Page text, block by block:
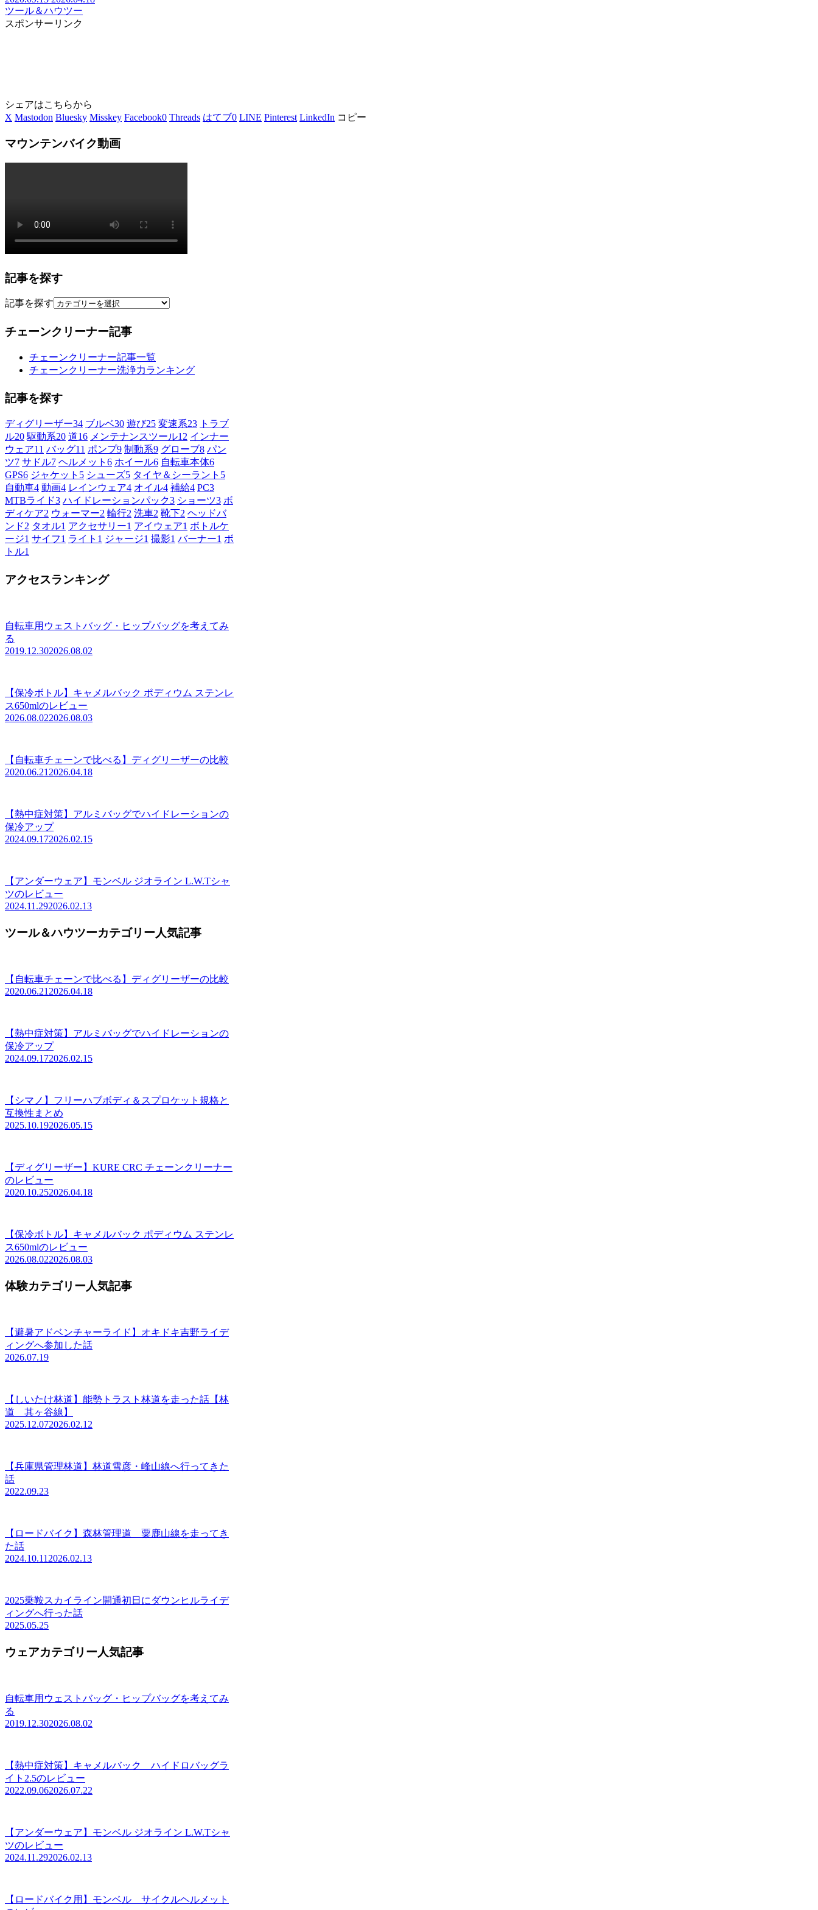
ツール＆ハウツー
スポンサーリンク
シェアはこちらから
X Mastodon Bluesky Misskey Facebook0 Threads はてブ0 LINE Pinterest LinkedIn コピー
マウンテンバイク動画
記事を探す
記事を探す
チェーンクリーナー記事
チェーンクリーナー記事一覧
チェーンクリーナー洗浄力ランキング
記事を探す
ディグリーザー34 ブルベ30 遊び25 変速系23 トラブ
ル20 駆動系20 道16 メンテナンスツール12 インナー
ウェア11 バッグ11 ポンプ9 制動系9 グローブ8 パン
ツ7 サドル7 ヘルメット 6 ホイール6 自転車本体6
GPS6 ジャケット 5 シューズ5 タイヤ＆シーラント 5
自動車4 動画4 レインウェア4 オイル4 補給4 PC3
MTBライド3 ハイドレーションパック3 ショーツ3 ボ
ディケア2 ウォーマー2 輪行2 洗車2 靴下2 ヘッドバ
ンド2 タオル1 アクセサリー1 アイウェア1 ボトルケ
ージ1 サイフ1 ライト 1 ジャージ1 撮影1 バーナー1 ボ
トル1
アクセスランキング
自転車用ウェストバッグ・ヒップバッグを考えてみ
る
2019.12.302026.08.02
【保冷ボトル】キャメルバック ポディウム ステンレ
ス650mlのレビュー
2026.08.022026.08.03
【自転車チェーンで比べる】ディグリーザーの比較
2020.06.21 2026.04.18
【熱中症対策】アルミバッグでハイドレーションの
保冷アップ
2024.09.172026.02.15
【アンダーウェア】モンベル ジオライン L.W.Tシャ
ツのレビュー
2024.11.292026.02.13
ツール＆ハウツーカテゴリー人気記事
【自転車チェーンで比べる】ディグリーザーの比較
2020.06.21 2026.04.18
【熱中症対策】アルミバッグでハイドレーションの
保冷アップ
2024.09.172026.02.15
【シマノ】フリーハブボディ＆スプロケット規格と
互換性まとめ
2025.10.192026.05.15
【ディグリーザー】KURE CRC チェーンクリーナー
のレビュー
2020.10.252026.04.18
【保冷ボトル】キャメルバック ポディウム ステンレ
ス650mlのレビュー
2026.08.022026.08.03
体験カテゴリー人気記事
【避暑アドベンチャーライド】オキドキ吉野ライデ
ィングへ参加した話
2026.07.19
【しいたけ林道】能勢トラスト林道を走った話【林
道 其ヶ谷線】
2025.12.072026.02.12
【兵庫県管理林道】林道雪彦・峰山線へ行ってきた
話
2022.09.23
【ロードバイク】森林管理道 粟鹿山線を走ってき
た話
2024.10.11 2026.02.13
2025乗鞍スカイライン開通初日にダウンヒルライデ
ィングへ行った話
2025.05.25
ウェアカテゴリー人気記事
自転車用ウェストバッグ・ヒップバッグを考えてみ
る
2019.12.302026.08.02
【熱中症対策】キャメルバック ハイドロバッグラ
イト2.5のレビュー
2022.09.062026.07.22
【アンダーウェア】モンベル ジオライン L.W.Tシャ
ツのレビュー
2024.11.292026.02.13
【ロードバイク用】モンベル サイクルヘルメット